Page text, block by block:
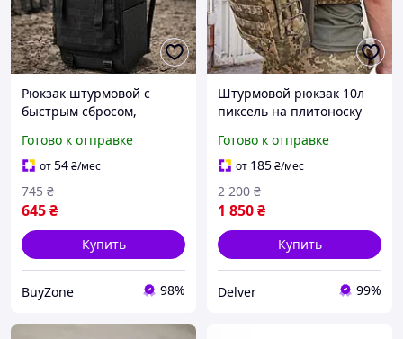
Рюкзак штурмовой с
быстрым сбросом,
анатомическими
лямками, Тактический
производный рюкзак ВСУ
Готово к отправке
от54₴/мес
645₴
745 ₴
Купить
BuyZone 98%
Штурмовой рюкзак 10л
пиксель на плитоноску
рюкзак на молли с
быстрым сбросом
Готово к отправке
от 185₴/мес
1 850₴
2 200 ₴
Купить
Delver 99%